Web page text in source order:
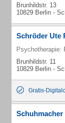
Brunhildstr. 13
10829 Berlin -
Schröder Ute
Psychotherapie:
Brunhildstr. 11
10829 Berlin -
Gratis-
Schuhmacher